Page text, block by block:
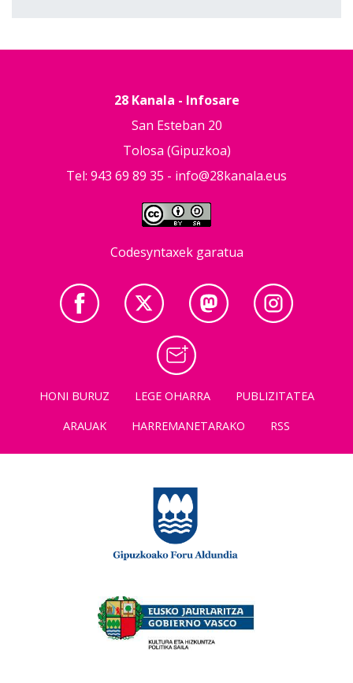
28 Kanala - Infosare
San Esteban 20
Tolosa (Gipuzkoa)
Tel: 943 69 89 35 - info@28kanala.eus
Codesyntaxek garatua
HONI BURUZ LEGE OHARRA
PUBLIZITATEA
ARAUAK
HARREMANETARAKO RSS